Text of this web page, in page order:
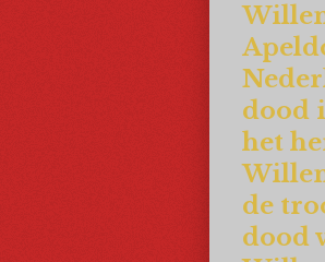
dood
het
de
dood